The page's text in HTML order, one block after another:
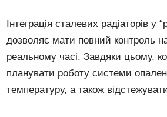
Інтеграція сталевих радіаторів у
дозволяє мати повний контроль
реальному часі. Завдяки цьому,
планувати роботу системи
температуру, а також відстежувати